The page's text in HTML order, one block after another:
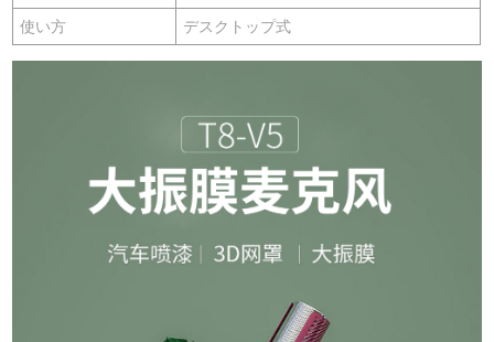
使い方 デスクトップ式